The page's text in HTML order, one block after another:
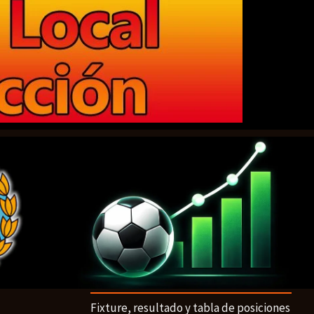
Fixture, resultado y tabla de posiciones